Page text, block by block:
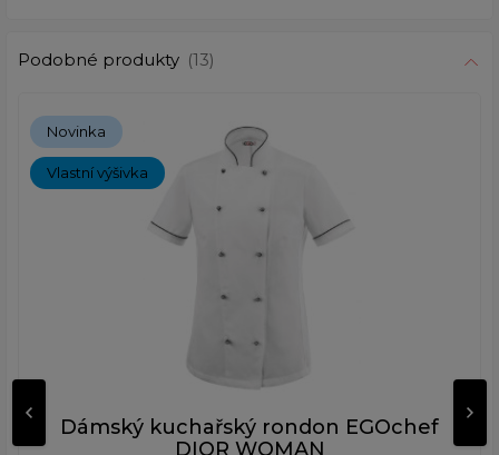
Podobné produkty (13)
Novinka
Vlastní výšivka
Dámský kuchařský rondon EGOchef
DIOR WOMAN